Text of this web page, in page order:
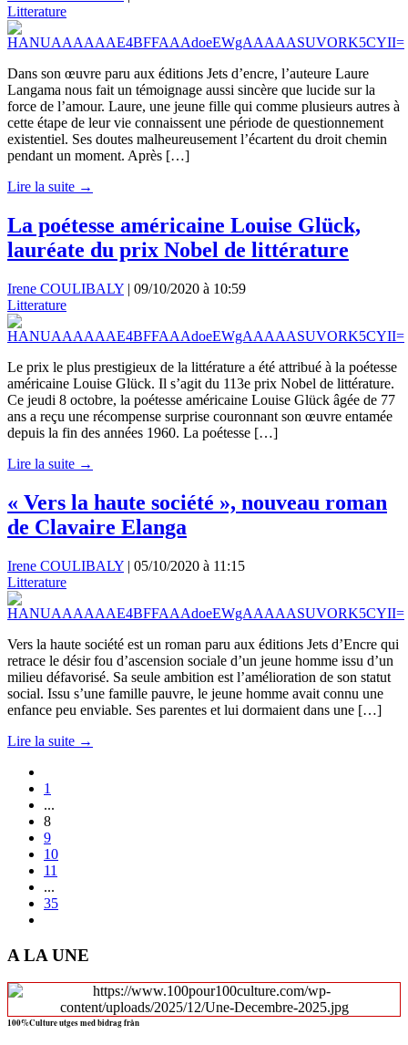
Litterature
Dans son œuvre paru aux éditions Jets d’encre, l’auteure Laure
Langama nous fait un témoignage aussi sincère que lucide sur la
force de l’amour. Laure, une jeune fille qui comme plusieurs autres à
cette étape de leur vie connaissent une période de questionnement
existentiel. Ses doutes malheureusement l’écartent du droit chemin
pendant un moment. Après […]
Lire la suite →
La poétesse américaine Louise Glück,
lauréate du prix Nobel de littérature
Irene COULIBALY | 09/10/2020 à 10:59
Litterature
Le prix le plus prestigieux de la littérature a été attribué à la poétesse
américaine Louise Glück. Il s’agit du 113e prix Nobel de littérature.
Ce jeudi 8 octobre, la poétesse américaine Louise Glück âgée de 77
ans a reçu une récompense surprise couronnant son œuvre entamée
depuis la fin des années 1960. La poétesse […]
Lire la suite →
« Vers la haute société », nouveau roman
de Clavaire Elanga
Irene COULIBALY | 05/10/2020 à 11:15
Litterature
Vers la haute société est un roman paru aux éditions Jets d’Encre qui
retrace le désir fou d’ascension sociale d’un jeune homme issu d’un
milieu défavorisé. Sa seule ambition est l’amélioration de son statut
social. Issu s’une famille pauvre, le jeune homme avait connu une
enfance peu enviable. Ses parentes et lui dormaient dans une […]
Lire la suite →
1
...
8
9
10
11
...
35
A LA UNE
100%Culture utges med bidrag från